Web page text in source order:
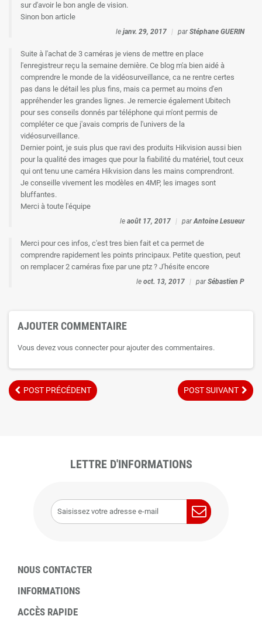
sur d'avoir le bon angle de vision.
Sinon bon article
le janv. 29, 2017 | parStéphane GUERIN
Suite à l'achat de 3 caméras je viens de mettre en place
l'enregistreur reçu la semaine dernière. Ce blog m'a bien aidé à
comprendre le monde de la vidéosurveillance, ca ne rentre certes
pas dans le détail les plus fins, mais ca permet au moins d'en
appréhender les grandes lignes. Je remercie également Ubitech
pour ses conseils donnés par téléphone qui m'ont permis de
compléter ce que j'avais compris de l'univers de la
vidéosurveillance.
Dernier point, je suis plus que ravi des produits Hikvision aussi bien
pour la qualité des images que pour la fiabilité du matériel, tout ceux
qui ont tenu une caméra Hikvision dans les mains comprendront.
Je conseille vivement les modèles en 4MP, les images sont
bluffantes.
Merci à toute l'équipe
le août 17, 2017 | parAntoine Lesueur
Merci pour ces infos, c'est tres bien fait et ca permet de
comprendre rapidement les points principaux. Petite question, peut
on remplacer 2 caméras fixe par une ptz ? J'hésite encore
le oct. 13, 2017 | parSébastien P
AJOUTER COMMENTAIRE
Vous devez vous connecter pour ajouter des commentaires.
POST PRÉCÉDENT POST SUIVANT
LETTRE D'INFORMATIONS
NOUS CONTACTER
INFORMATIONS
ACCÈS RAPIDE